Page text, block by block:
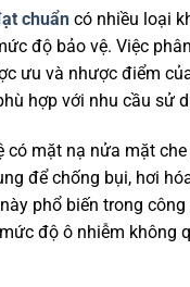
chuẩn có nhiều loại
độ bảo vệ. Việc
ưu và nhược điểm
hợp với nhu cầu sử
có mặt nạ nửa mặt
để chống bụi, hơi
phổ biến trong công
độ ô nhiễm không